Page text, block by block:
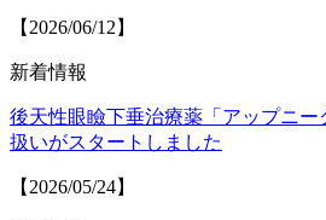
【2026/06/12】
新着情報
後天性眼瞼下垂治療薬「アップニー
扱いがスタートしました
【2026/05/24】